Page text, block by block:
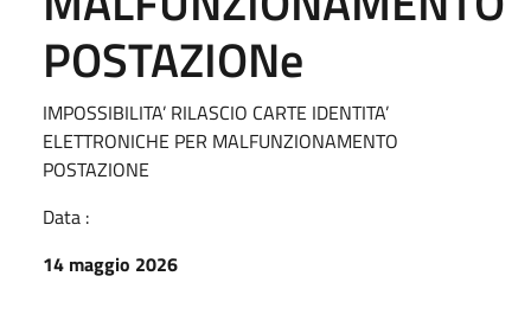
POSTAZIONe
IMPOSSIBILITA’ RILASCIO CARTE IDENTITA’
ELETTRONICHE PER MALFUNZIONAMENTO
POSTAZIONE
Data :
14 maggio 2026